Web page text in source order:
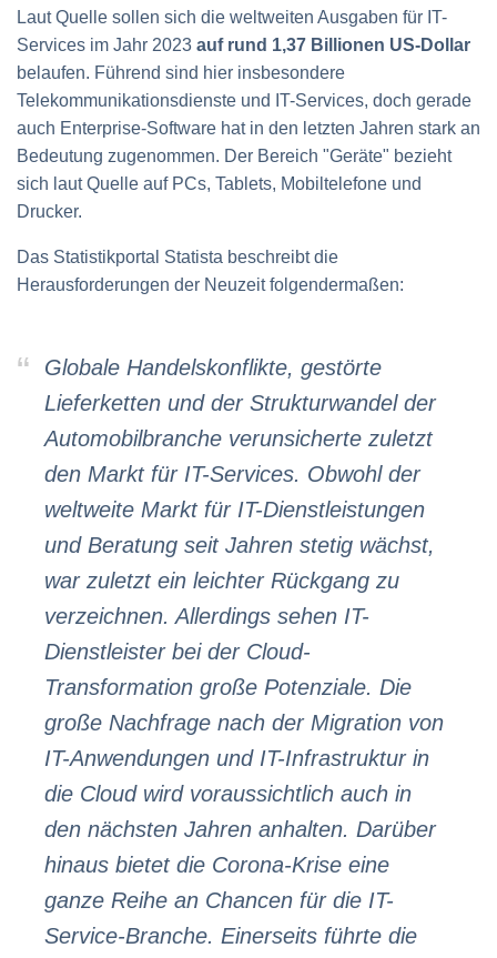
Laut Quelle sollen sich die weltweiten Ausgaben für IT-
Services im Jahr 2023 auf rund 1,37 Billionen US-Dollar
belaufen. Führend sind hier insbesondere
Telekommunikationsdienste und IT-Services, doch gerade
auch Enterprise-Software hat in den letzten Jahren stark an
Bedeutung zugenommen. Der Bereich "Geräte" bezieht
sich laut Quelle auf PCs, Tablets, Mobiltelefone und
Drucker.
Das Statistikportal Statista beschreibt die
Herausforderungen der Neuzeit folgendermaßen:
Globale Handelskonflikte, gestörte
Lieferketten und der Strukturwandel der
Automobilbranche verunsicherte zuletzt
den Markt für IT-Services. Obwohl der
weltweite Markt für IT-Dienstleistungen
und Beratung seit Jahren stetig wächst,
war zuletzt ein leichter Rückgang zu
verzeichnen. Allerdings sehen IT-
Dienstleister bei der Cloud-
Transformation große Potenziale. Die
große Nachfrage nach der Migration von
IT-Anwendungen und IT-Infrastruktur in
die Cloud wird voraussichtlich auch in
den nächsten Jahren anhalten. Darüber
hinaus bietet die Corona-Krise eine
ganze Reihe an Chancen für die IT-
Service-Branche. Einerseits führte die